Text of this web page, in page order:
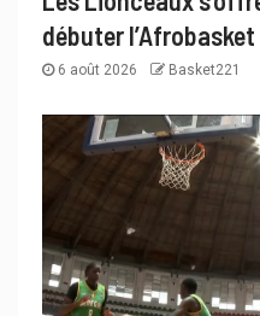
débuter l’Afrobasket
6 août 2026 Basket221